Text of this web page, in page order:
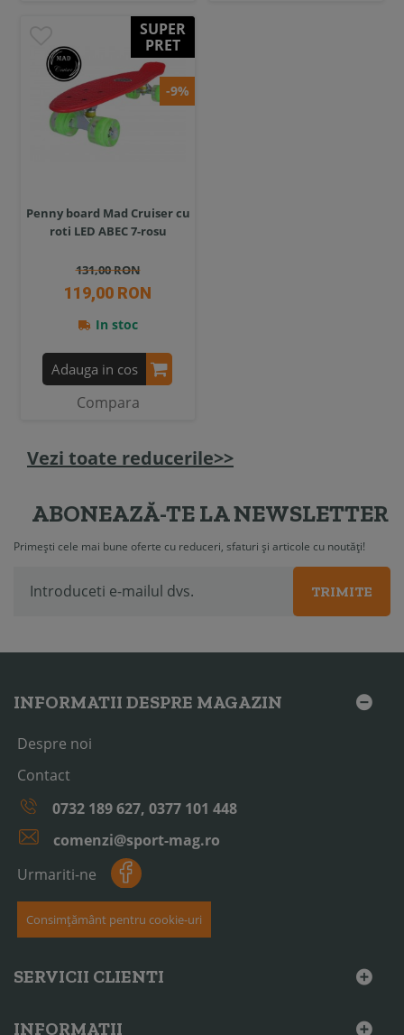
SUPER
PRET
-9%
Penny board Mad Cruiser cu
roti LED ABEC 7-rosu
131,00 RON
119,00 RON
In stoc
Adauga in cos
Compara
Vezi toate reducerile>>
ABONEAZĂ-TE LA NEWSLETTER
Primești cele mai bune oferte cu reduceri, sfaturi și articole cu noutăți!
TRIMITE
INFORMATII DESPRE MAGAZIN
Despre noi
Contact
0732 189 627, 0377 101 448
comenzi@sport-mag.ro
Urmariti-ne
Consimțământ pentru cookie-uri
SERVICII CLIENTI
INFORMATII